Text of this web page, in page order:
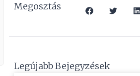
Megosztás
Legújabb Bejegyzések